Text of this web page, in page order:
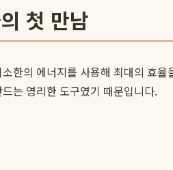
첫 만남
한의 에너지를 사용해 최대의 효
는 영리한 도구였기 때문입니다.